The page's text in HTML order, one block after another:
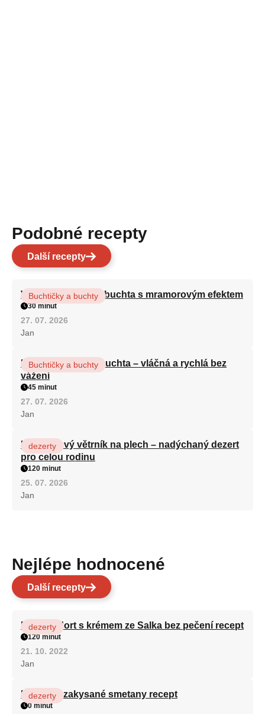
Podobné recepty
Další recepty
Vláčná olejová litá buchta s mramorovým efektem
Buchtičky a buchty
30 minut
27. 07. 2026
Jan
Hrnková maková buchta – vláčná a rychlá bez
vážení
Buchtičky a buchty
45 minut
27. 07. 2026
Jan
Karamelový větrník na plech – nadýchaný dezert
pro celou rodinu
dezerty
120 minut
25. 07. 2026
Jan
Nejlépe hodnocené
Další recepty
Patrový dort s krémem ze Salka bez pečení recept
dezerty
120 minut
21. 10. 2022
Jan
Fánky ze zakysané smetany recept
dezerty
0 minut